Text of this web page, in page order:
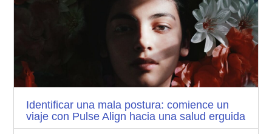
Identificar una mala postura: comience un
viaje con Pulse Align hacia una salud erguida